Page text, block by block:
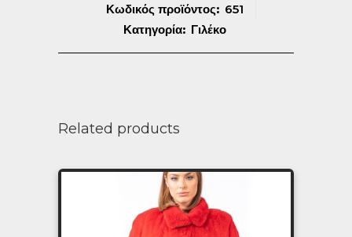
Κωδικός προϊόντος: 651
Κατηγορία: Γιλέκο
Related products